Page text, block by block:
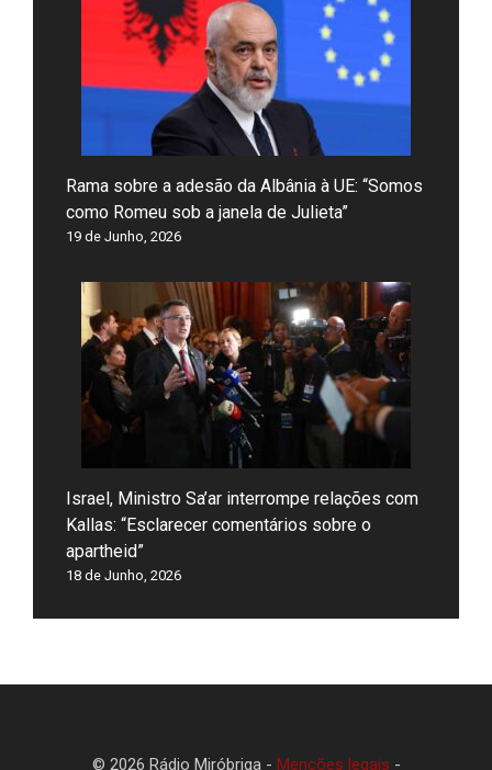
Rama sobre a adesão da Albânia à UE: “Somos
como Romeu sob a janela de Julieta”
19 de Junho, 2026
Israel, Ministro Sa’ar interrompe relações com
Kallas: “Esclarecer comentários sobre o
apartheid”
18 de Junho, 2026
© 2026 Rádio Miróbriga - Menções legais -